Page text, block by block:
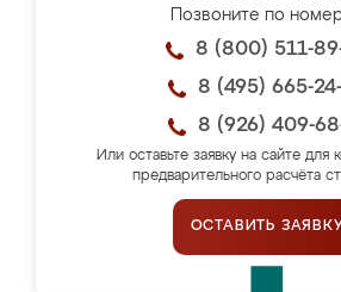
Позвоните по
8 (800) 511-
8 (495) 665-
8 (926) 409-
Или оставьте заявку на сайте для
предварительного расчёта
ОСТАВИТЬ ЗАЯВКУ